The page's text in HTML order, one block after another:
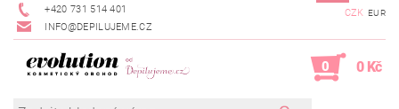
+420 731 514 401
INFO@DEPILUJEME.CZ
CZK EUR
0 0 Kč